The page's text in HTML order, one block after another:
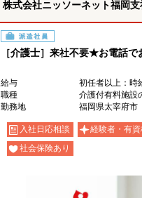
株式会社ニッソーネット福岡支
派遣社員
［介護士］来社不要★お電話
給与
初任者以上：時
職種
介護付有料施設
勤務地
福岡県太宰府市
入社日応相談 経験者・有
社会保険あり